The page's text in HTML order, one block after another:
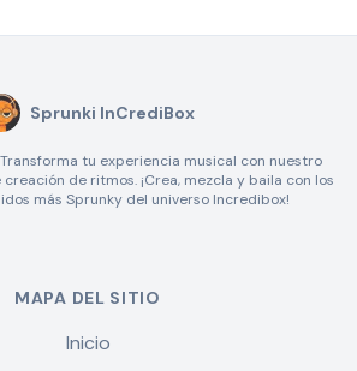
Sprunki InCrediBox
tu experiencia musical con nuestro
de ritmos. ¡Crea, mezcla y baila con los
más Sprunky del universo Incredibox!
MAPA DEL SITIO
Inicio